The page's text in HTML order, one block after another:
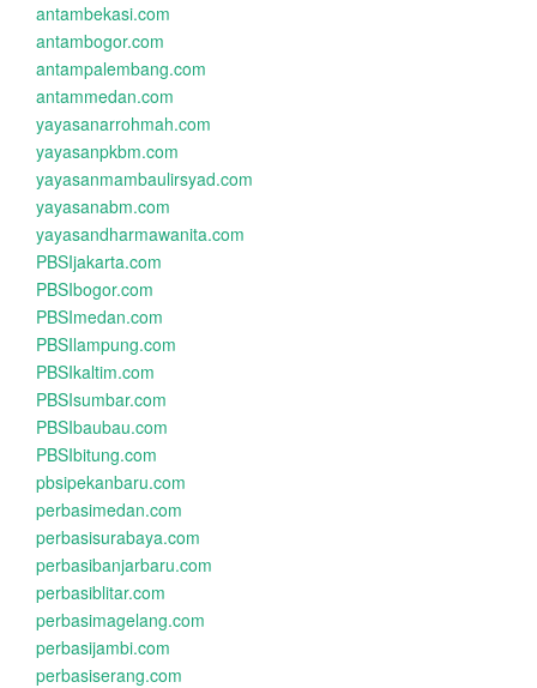
antambekasi.com
antambogor.com
antampalembang.com
antammedan.com
yayasanarrohmah.com
yayasanpkbm.com
yayasanmambaulirsyad.com
yayasanabm.com
yayasandharmawanita.com
PBSIjakarta.com
PBSIbogor.com
PBSImedan.com
PBSIlampung.com
PBSIkaltim.com
PBSIsumbar.com
PBSIbaubau.com
PBSIbitung.com
pbsipekanbaru.com
perbasimedan.com
perbasisurabaya.com
perbasibanjarbaru.com
perbasiblitar.com
perbasimagelang.com
perbasijambi.com
perbasiserang.com